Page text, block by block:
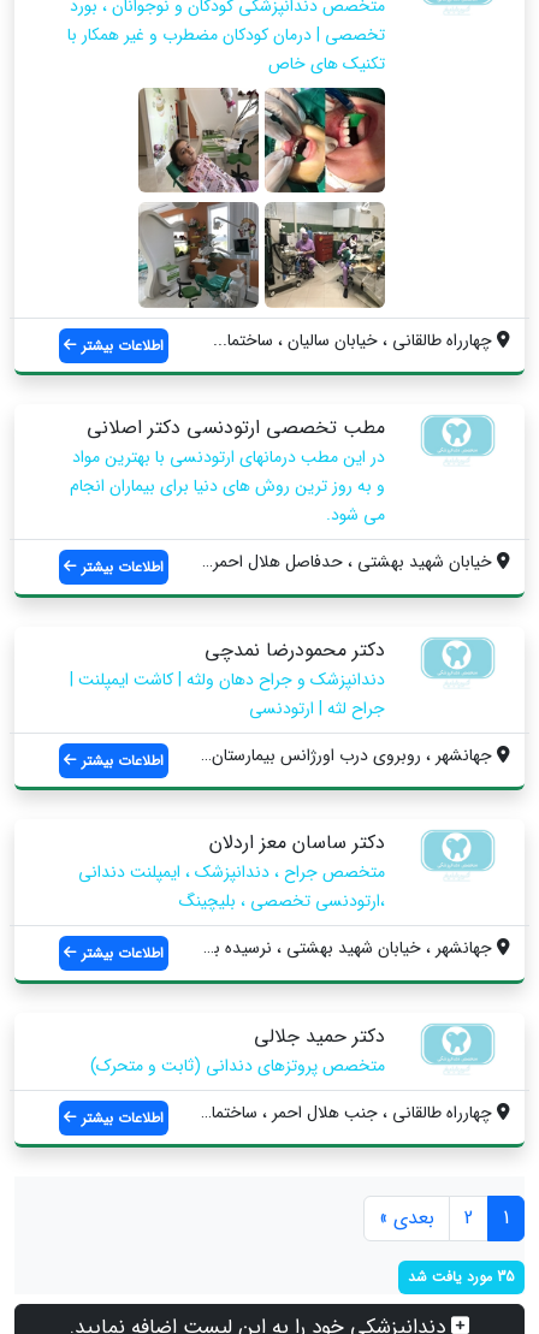
متخصص دندانپزشکى کودکان و نوجوانان ، بورد
تخصصى | درمان کودکان مضطرب و غیر همکار با
تکنیک هاى خاص
چهارراه طالقانى ، خيابان ساليان ، ساختما... اطلاعات بیشتر
مطب تخصصى ارتودنسى دکتر اصلانى
در این مطب درمانهای ارتودنسی با بهترین مواد
و به روز ترین روش های دنیا برای بیماران انجام
مى شود.
خيابان شهيد بهشتى ، حدفاصل هلال احمر و د...
اطلاعات بیشتر
دکتر محمودرضا نمدچی
دندانپزشک و جراح دهان ولثه | کاشت ایمپلنت |
جراح لثه | ارتودنسی
جهانشهر ، روبروی درب اورژانس بیمارستان م...
اطلاعات بیشتر
دکتر ساسان معز اردلان
متخصص جراح ، دندانپزشک ، ایمپلنت دندانی
،ارتودنسی تخصصی ، بلیچینگ
جهانشهر ، خیابان شهید بهشتی ، نرسیده به ...
اطلاعات بیشتر
دکتر حمید جلالی
متخصص پروتزهای دندانی (ثابت و متحرک)
چهارراه طالقاني ، جنب هلال احمر ، ساختما...
اطلاعات بیشتر
1
2 بعدی »
35 مورد یافت شد
دندانپزشکی خود را به این لیست اضافه نمایید.